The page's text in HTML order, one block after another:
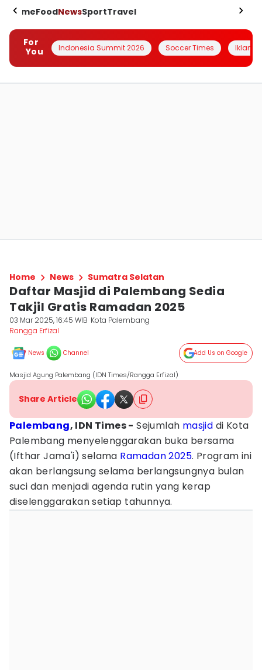
HomeFoodNewsSportTravel
For
You
Indonesia Summit 2026 Soccer Times Iklanin
Home News Sumatra Selatan
Daftar Masjid di Palembang Sedia
Takjil Gratis Ramadan 2025
03 Mar 2025, 16:45 WIB Kota Palembang
Rangga Erfizal
News Channel Add Us on Google
Masjid Agung Palembang (IDN Times/Rangga Erfizal)
Share Article
Palembang, IDN Times - Sejumlah masjid di Kota
Palembang menyelenggarakan buka bersama
(Ifthar Jama'i) selama Ramadan 2025. Program ini
akan berlangsung selama berlangsungnya bulan
suci dan menjadi agenda rutin yang kerap
diselenggarakan setiap tahunnya.